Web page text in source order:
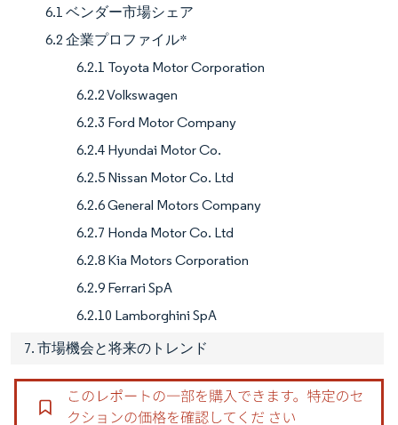
6.1 ベンダー市場シェア
6.2 企業プロファイル*
6.2.1 Toyota Motor Corporation
6.2.2 Volkswagen
6.2.3 Ford Motor Company
6.2.4 Hyundai Motor Co.
6.2.5 Nissan Motor Co. Ltd
6.2.6 General Motors Company
6.2.7 Honda Motor Co. Ltd
6.2.8 Kia Motors Corporation
6.2.9 Ferrari SpA
6.2.10 Lamborghini SpA
7. 市場機会と将来のトレンド